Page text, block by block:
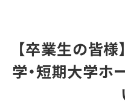
【卒業生の皆
学・短期大学ホ